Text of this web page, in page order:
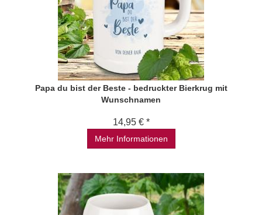
Papa du bist der Beste - bedruckter Bierkrug mit
Wunschnamen
14,95 € *
Mehr Informationen